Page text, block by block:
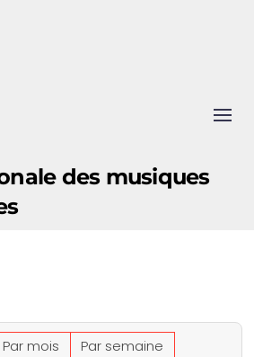
principal
des musiques
Par mois
Par semaine